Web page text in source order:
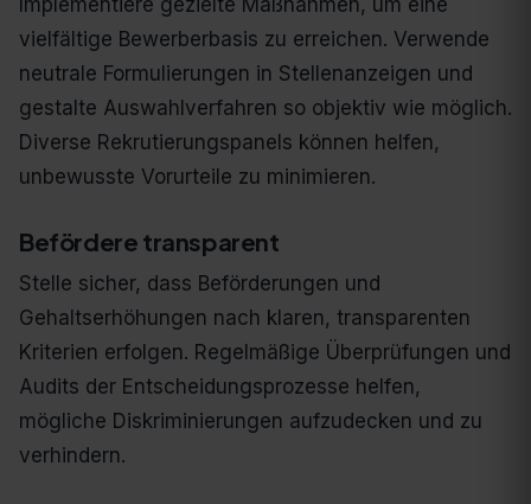
Implementiere gezielte Maßnahmen, um eine
vielfältige Bewerberbasis zu erreichen. Verwende
neutrale Formulierungen in Stellenanzeigen und
gestalte Auswahlverfahren so objektiv wie möglich.
Diverse Rekrutierungspanels können helfen,
unbewusste Vorurteile zu minimieren.
Befördere transparent
Stelle sicher, dass Beförderungen und
Gehaltserhöhungen nach klaren, transparenten
Kriterien erfolgen. Regelmäßige Überprüfungen und
Audits der Entscheidungsprozesse helfen,
mögliche Diskriminierungen aufzudecken und zu
verhindern.